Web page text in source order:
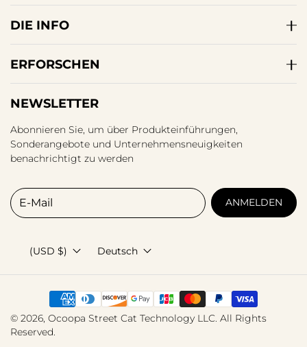
DIE INFO
ERFORSCHEN
NEWSLETTER
Abonnieren Sie, um über Produkteinführungen,
Sonderangebote und Unternehmensneuigkeiten
benachrichtigt zu werden
E-Mail
ANMELDEN
(USD $) Deutsch
© 2026, Ocoopa Street Cat Technology LLC. All Rights
Reserved.